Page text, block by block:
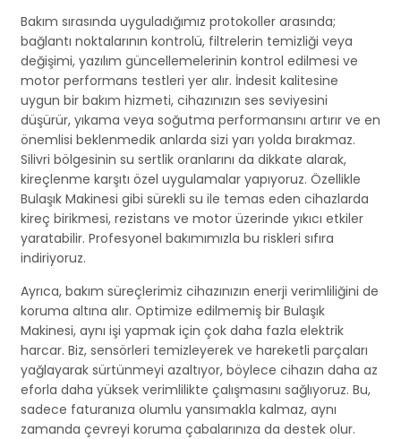
Bakım sırasında uyguladığımız protokoller arasında;
bağlantı noktalarının kontrolü, filtrelerin temizliği veya
değişimi, yazılım güncellemelerinin kontrol edilmesi ve
motor performans testleri yer alır. İndesit kalitesine
uygun bir bakım hizmeti, cihazınızın ses seviyesini
düşürür, yıkama veya soğutma performansını artırır ve en
önemlisi beklenmedik anlarda sizi yarı yolda bırakmaz.
Silivri bölgesinin su sertlik oranlarını da dikkate alarak,
kireçlenme karşıtı özel uygulamalar yapıyoruz. Özellikle
Bulaşık Makinesi gibi sürekli su ile temas eden cihazlarda
kireç birikmesi, rezistans ve motor üzerinde yıkıcı etkiler
yaratabilir. Profesyonel bakımımızla bu riskleri sıfıra
indiriyoruz.
Ayrıca, bakım süreçlerimiz cihazınızın enerji verimliliğini de
koruma altına alır. Optimize edilmemiş bir Bulaşık
Makinesi, aynı işi yapmak için çok daha fazla elektrik
harcar. Biz, sensörleri temizleyerek ve hareketli parçaları
yağlayarak sürtünmeyi azaltıyor, böylece cihazın daha az
eforla daha yüksek verimlilikte çalışmasını sağlıyoruz. Bu,
sadece faturanıza olumlu yansımakla kalmaz, aynı
zamanda çevreyi koruma çabalarınıza da destek olur.